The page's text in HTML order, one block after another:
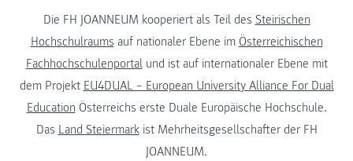
Die FH JOANNEUM kooperiert als Teil des Steirischen
Hochschulraums auf nationaler Ebene im Österreichischen
Fachhochschulenportalund ist auf internationaler Ebene mit
dem Projekt EU4DUAL – European University Alliance For Dual
Education Österreichs erste Duale Europäische Hochschule.
Das Land Steiermarkist Mehrheitsgesellschafter der FH
JOANNEUM.